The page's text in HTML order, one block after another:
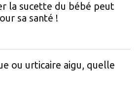
la sucette du bébé peut
sa santé !
ou urticaire aigu, quelle